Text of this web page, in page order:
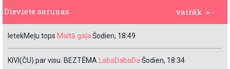
vairāk >
Dieviete sarunas
IetekMeļu tops Maltā gaļa Šodien, 18:49
KIVI(ČU) par visu. BEZTĒMA LabaDabaDa Šodien, 18:34